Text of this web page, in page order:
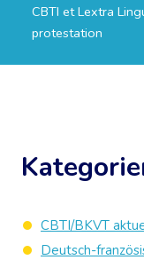
CBTI et Lextra
protestation
CBTI/BKVT
Deutsch-